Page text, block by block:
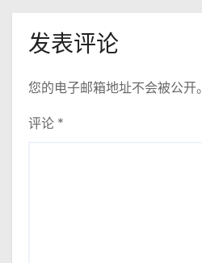
发表评论
您的电子邮箱地址不会被公开。
评论 *